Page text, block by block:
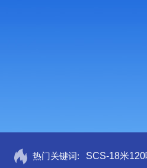
热门关键词: SCS-18米